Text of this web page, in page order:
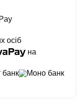
осіб
на
банк
Моно банк